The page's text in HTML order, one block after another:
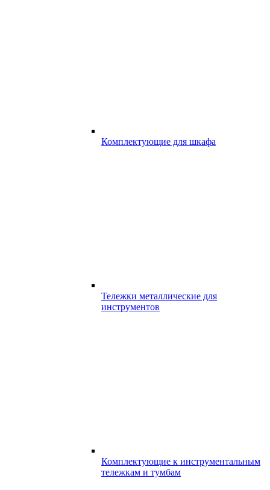
Комплектующие для шкафа
Тележки металлические для
инструментов
Комплектующие к инструментальным
тележкам и тумбам